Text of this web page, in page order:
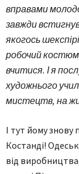
вправами
завжди
якогось
робочий
вчитися. І я
художнього
мистецтв, на
І тут йому знову
Костанді!
від